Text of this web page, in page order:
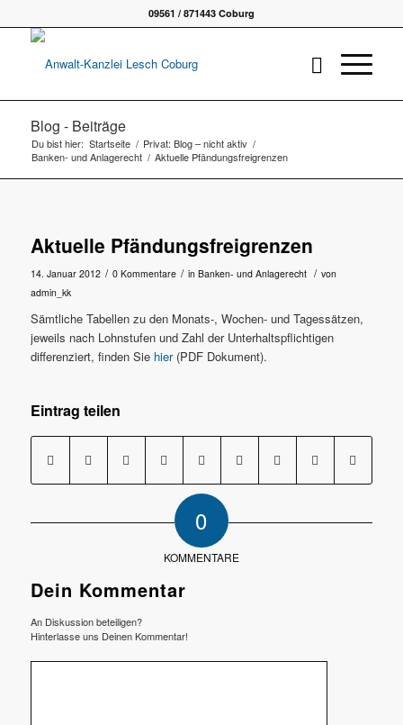
09561 / 871443 Coburg
Blog - Beiträge
Du bist hier: Startseite / Privat: Blog – nicht aktiv /
Banken- und Anlagerecht / Aktuelle Pfändungsfreigrenzen
Aktuelle Pfändungsfreigrenzen
14. Januar 2012 / 0 Kommentare / in Banken- und Anlagerecht / von
admin_kk
Sämtliche Tabellen zu den Monats-, Wochen- und Tagessätzen,
jeweils nach Lohnstufen und Zahl der Unterhaltspflichtigen
differenziert, finden Sie hier (PDF Dokument).
Eintrag teilen
0
KOMMENTARE
Dein Kommentar
An Diskussion beteiligen?
Hinterlasse uns Deinen Kommentar!